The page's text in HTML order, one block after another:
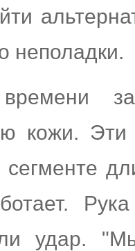
неполадки.
кожи.
удар.